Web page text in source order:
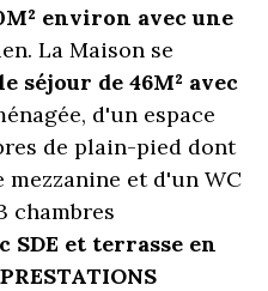
environ avec une
La Maison se
séjour de 46M² avec
d'un espace
de plain-pied dont
et d'un WC
chambres
SDE et terrasse en
PRESTATIONS